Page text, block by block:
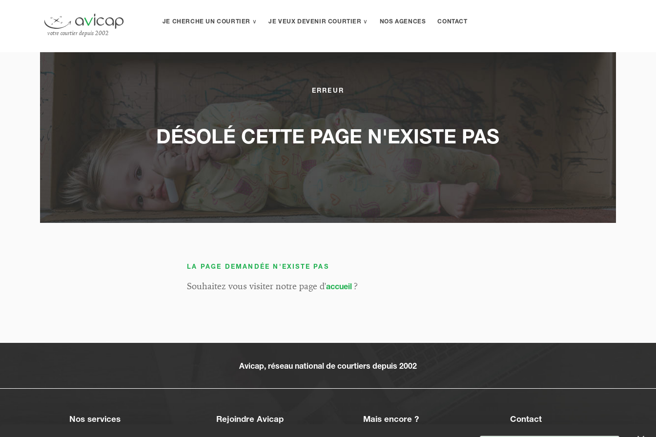
votre courtier depuis 2002
JE CHERCHE UN COURTIER ∨ JE VEUX DEVENIR COURTIER ∨ NOS AGENCES CONTACT
ERREUR
DÉSOLÉ CETTE PAGE N'EXISTE PAS
LA PAGE DEMANDÉE N'EXISTE PAS
Souhaitez vous visiter notre page d'accueil ?
Avicap, réseau national de courtiers depuis 2002
Nos services Rejoindre Avicap Mais encore ? Contact